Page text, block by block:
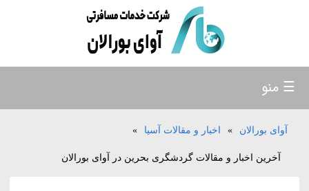
آوای بورالان » اخبار و مقالات آسیا »
آخرین اخبار و مقالات گردشگری بحرین در آوای بورالان
☰ منو